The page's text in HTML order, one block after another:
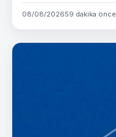
08/08/202659 dakika önce